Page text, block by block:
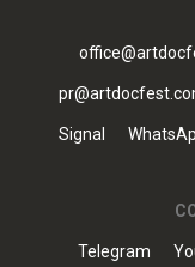
Signal
Telegram